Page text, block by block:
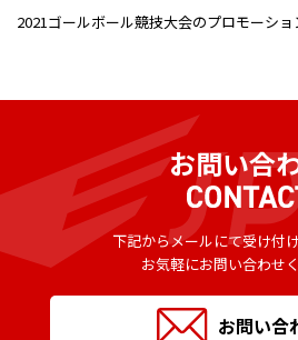
2021ゴールボール競技大会のプロモーショ
お問い合
下記からメールにて受け付
お気軽にお問い合わせく
お問い合